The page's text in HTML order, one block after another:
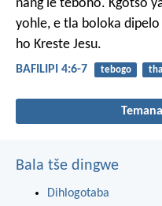
nang le teboho. Kgotso
yohle, e tla boloka
ho Kreste Jesu.
BAFILIPI 4:6-7 tebogo
Bala tše dingwe
Dihlogotaba